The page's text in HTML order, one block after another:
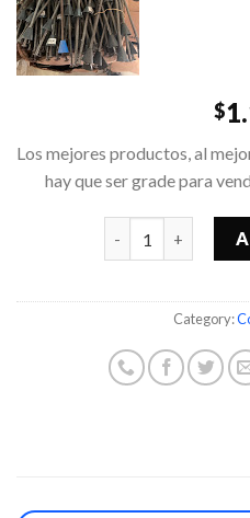
$
Los mejores productos, al
hay que ser grade para
Category: